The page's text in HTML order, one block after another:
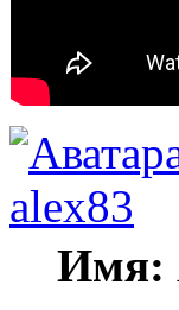
alex83
Имя: